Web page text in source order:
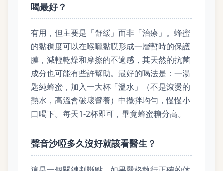
喝最好？
有用，但主要是「舒緩」而非「治療」。蜂蜜
的黏稠度可以在喉嚨黏膜形成一層暫時的保護
膜，減輕乾燥和摩擦的不適感，其天然的抗菌
成分也可能有些許幫助。最好的喝法是：一湯
匙純蜂蜜，加入一大杯「溫水」（不是滾燙的
熱水，高溫會破壞營養）中攪拌均勻，慢慢小
口喝下。每天1-2杯即可，畢竟蜂蜜糖分高。
聲音沙啞多久沒好就該看醫生？